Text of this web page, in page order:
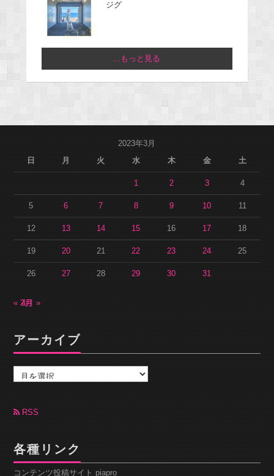
ジグ
...もっと見る
2023年3月
日
月 火 水 木 金 土
1 2 3 4
5 6 7 8 9 10 11
12 13 14 15 16 17 18
19 20 21 22 23 24 25
26 27 28 29 30 31
« 2月4月 »
アーカイブ
カ
ブ RSS
各種リンク
コンテンツ投稿サイト piapro